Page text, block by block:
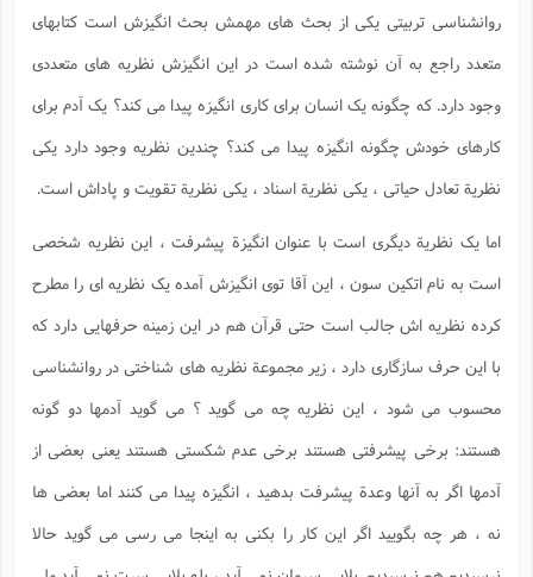
روانشناسی تربیتی یکی از بحث های مهمش بحث انگیزش است کتابهای
متعدد راجع به آن نوشته شده است در این انگیزش نظریه های متعددی
وجود دارد. که چگونه یک انسان برای کاری انگیزه پیدا می کند؟ یک آدم برای
کارهای خودش چگونه انگیزه پیدا می کند؟ چندین نظریه وجود دارد یکی
نظریة تعادل حیاتی ، یکی نظریة اسناد ، یکی نظریة تقویت و پاداش است.
اما یک نظریة دیگری است با عنوان انگیزة پیشرفت ، این نظریه شخصی
است به نام اتکین سون ، این آقا توی انگیزش آمده یک نظریه ای را مطرح
کرده نظریه اش جالب است حتی قرآن هم در این زمینه حرفهایی دارد که
با این حرف سازگاری دارد ، زیر مجموعة نظریه های شناختی در روانشناسی
محسوب می شود ، این نظریه چه می گوید ؟ می گوید آدمها دو گونه
هستند: برخی پیشرفتی هستند برخی عدم شکستی هستند یعنی بعضی از
آدمها اگر به آنها وعدة پیشرفت بدهید ، انگیزه پیدا می کنند اما بعضی ها
نه ، هر چه بگویید اگر این کار را بکنی به اینجا می رسی می گوید حالا